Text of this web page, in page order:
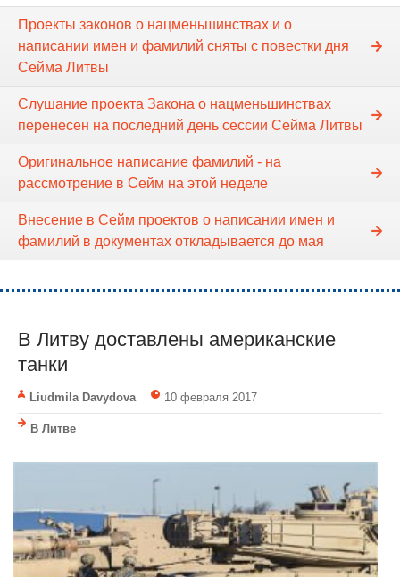
Проекты законов о нацменьшинствах и о
написании имен и фамилий сняты с повестки дня
Сейма Литвы
Слушание проекта Закона о нацменьшинствах
перенесен на последний день сессии Сейма Литвы
Оригинальное написание фамилий - на
рассмотрение в Сейм на этой неделе
Внесение в Сейм проектов о написании имен и
фамилий в документах откладывается до мая
В Литву доставлены американские
танки
Liudmila Davydova 10 февраля 2017
В Литве